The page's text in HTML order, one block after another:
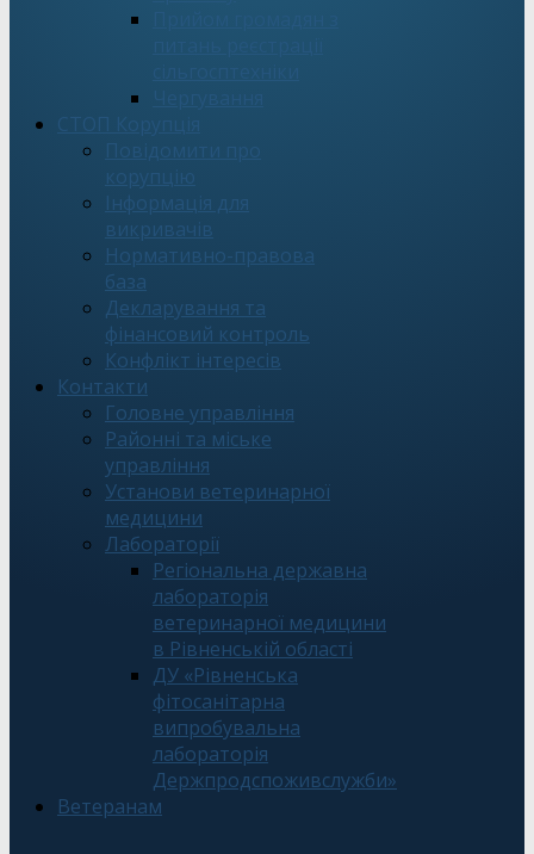
СТОП Корупція
Повідомити про
корупцію
Інформація для
викривачів
Нормативно-правова
база
Декларування та
фінансовий контроль
Конфлікт інтересів
Контакти
Головне управління
Районні та міське
управління
Установи ветеринарної
медицини
Лабораторії
Регіональна державна
лабораторія
ветеринарної медицини
в Рівненській області
ДУ «Рівненська
фітосанітарна
випробувальна
лабораторія
Держпродспоживслужби»
Ветеранам